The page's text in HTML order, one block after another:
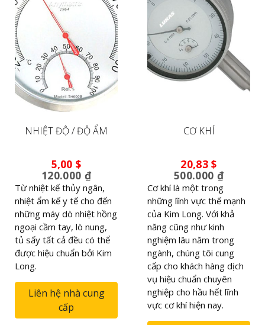
NHIỆT ĐỘ / ĐỘ ẨM
5,00$
120.000 ₫
Từ nhiệt kế thủy ngân,
nhiệt ẩm kế y tế cho đến
những máy dò nhiệt hồng
ngoại cầm tay, lò nung,
tủ sấy tất cả đều có thể
được hiệu chuẩn bởi Kim
Long.
Liên hệ nhà cung
cấp
CƠ KHÍ
20,83$
500.000 ₫
Cơ khí là một trong
những lĩnh vực thế mạnh
của Kim Long. Với khả
năng cũng như kinh
nghiệm lâu năm trong
ngành, chúng tôi cung
cấp cho khách hàng dịch
vụ hiệu chuẩn chuyên
nghiệp cho hầu hết lĩnh
vực cơ khí hiện nay.